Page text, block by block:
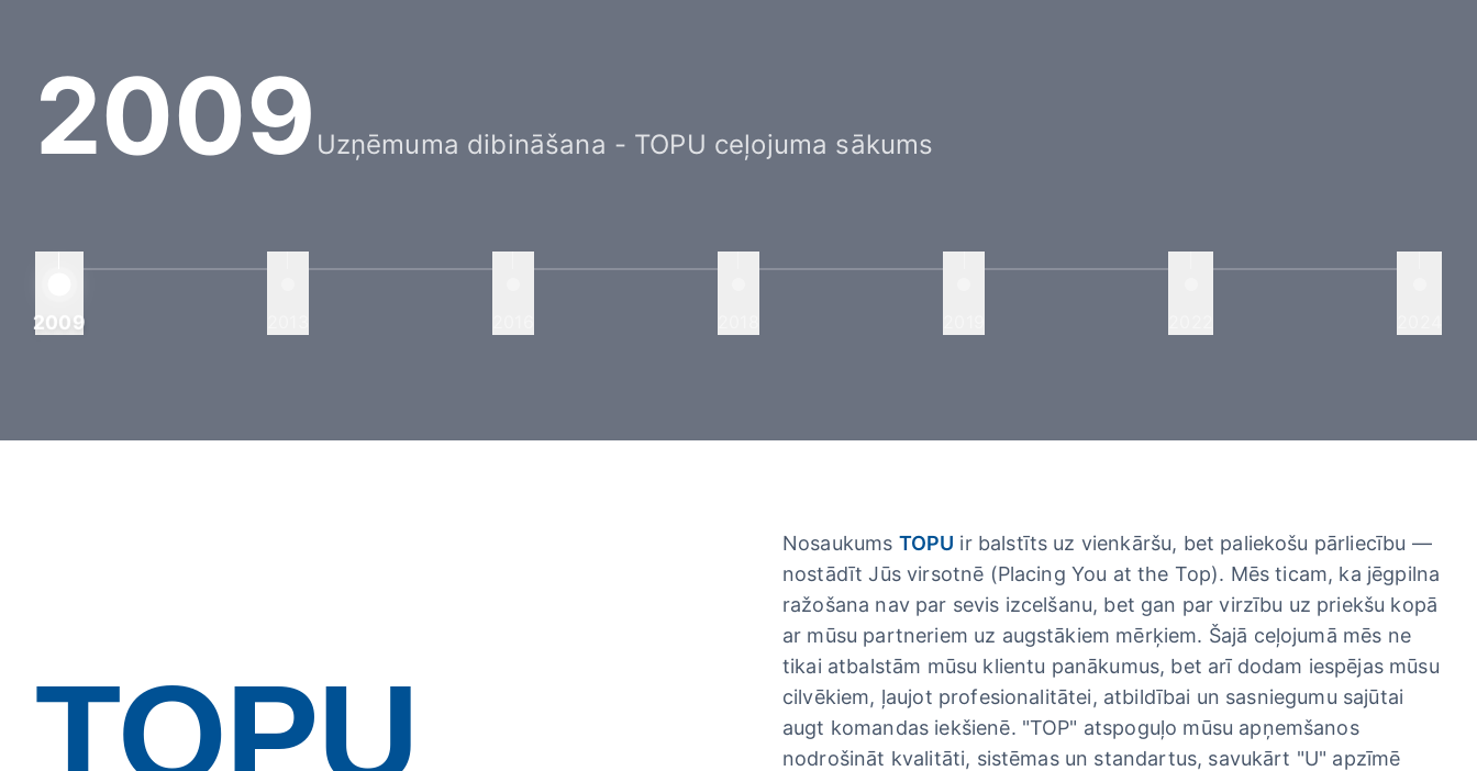
2009 Uzņēmuma dibināšana - TOPU ceļojuma sākums
2009
TOPU
Nosaukums TOPU ir balstīts uz vienkāršu, bet paliekošu pārliecību —
nostādīt Jūs virsotnē (Placing You at the Top). Mēs ticam, ka jēgpilna
ražošana nav par sevis izcelšanu, bet gan par virzību uz priekšu kopā
ar mūsu partneriem uz augstākiem mērķiem. Šajā ceļojumā mēs ne
tikai atbalstām mūsu klientu panākumus, bet arī dodam iespējas mūsu
cilvēkiem, ļaujot profesionalitātei, atbildībai un sasniegumu sajūtai
augt komandas iekšienē. "TOP" atspoguļo mūsu apņemšanos
nodrošināt kvalitāti, sistēmas un standartus, savukārt "U" apzīmē